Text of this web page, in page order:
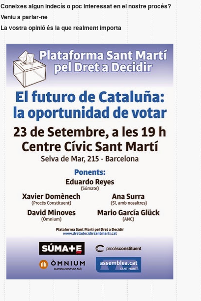
Coneixes algun indecís o poc interessat en el nostre procés?
Veniu a parlar-ne
La vostra opinió és la que realment importa